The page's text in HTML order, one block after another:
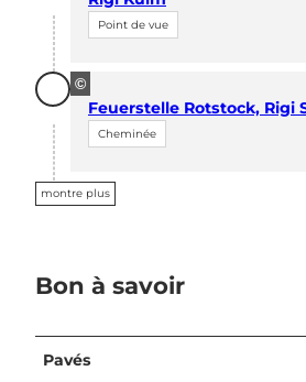
Point de vue
©
Feuerstelle Rotstock, Rigi
Cheminée
montre plus
Bon à savoir
Pavés